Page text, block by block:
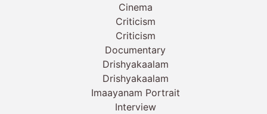
Cinema
Criticism
Criticism
Documentary
Drishyakaalam
Drishyakaalam
Imaayanam Portrait
Interview